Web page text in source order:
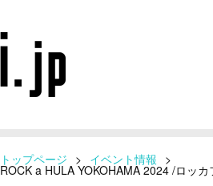
トップページ > イベント情報 >
ROCK a HULA YOKOHAMA 2024 /ロッ